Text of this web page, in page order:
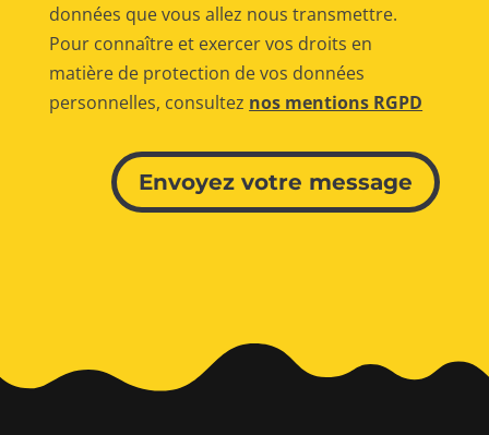
données que vous allez nous transmettre.
Pour connaître et exercer vos droits en
matière de protection de vos données
personnelles, consultez nos mentions RGPD
Envoyez votre message